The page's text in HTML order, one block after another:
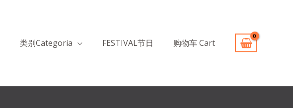
类别Categoria FESTIVAL节日 购物车 Cart